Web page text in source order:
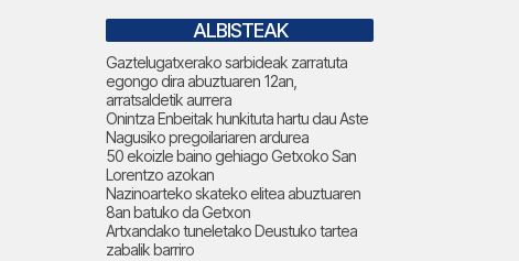
ALBISTEAK
Gaztelugatxerako sarbideak zarratuta
egongo dira abuztuaren 12an,
arratsaldetik aurrera
Onintza Enbeitak hunkituta hartu dau Aste
Nagusiko pregoilariaren ardurea
50 ekoizle baino gehiago Getxoko San
Lorentzo azokan
Nazinoarteko skateko elitea abuztuaren
8an batuko da Getxon
Artxandako tuneletako Deustuko tartea
zabalik barriro